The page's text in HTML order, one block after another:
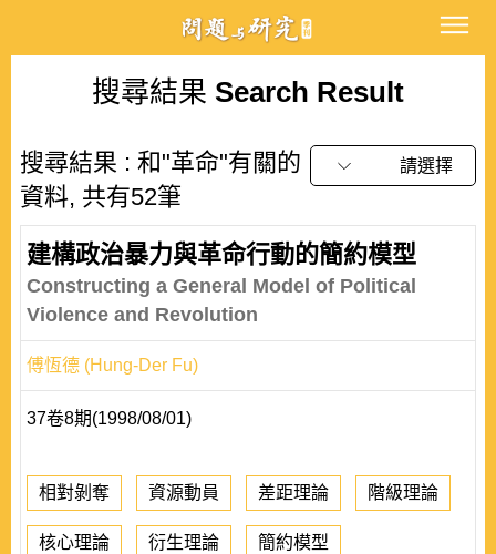
搜尋結果 Search Result
搜尋結果 : 和"革命"有關的
資料, 共有52筆
請選擇
建構政治暴力與革命行動的簡約模型
Constructing a General Model of Political
Violence and Revolution
傅恆德 (Hung-Der Fu)
37卷8期(1998/08/01)
相對剝奪 資源動員 差距理論 階級理論
核心理論 衍生理論 簡約模型